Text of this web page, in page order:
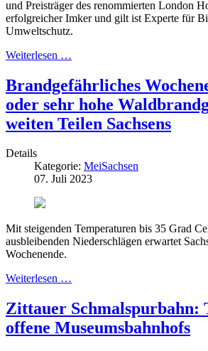
und Preisträger des renommierten London
erfolgreicher Imker und gilt ist Experte für
Umweltschutz.
Weiterlesen …
Brandgefährliches
oder sehr hohe
weiten Teilen Sachsens
Details
Kategorie: MeiSachsen
07. Juli 2023
Mit steigenden Temperaturen bis 35 Grad
ausbleibenden Niederschlägen erwartet
Wochenende.
Weiterlesen …
Zittauer Schmalspurbahn:
offene Museumsbahnhofs